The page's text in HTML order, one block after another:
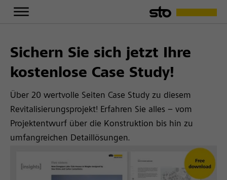
Sichern Sie sich jetzt Ihre
kostenlose Case Study!
Über 20 wertvolle Seiten Case Study zu diesem
Revitalisierungsprojekt! Erfahren Sie alles – vom
Projektentwurf über die Konstruktion bis hin zu
umfangreichen Detaillösungen.